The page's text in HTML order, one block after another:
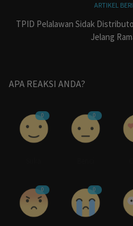
ARTIKEL
TPID Pelalawan Sidak
Jelang
APA REAKSI ANDA?
0 0
0 0